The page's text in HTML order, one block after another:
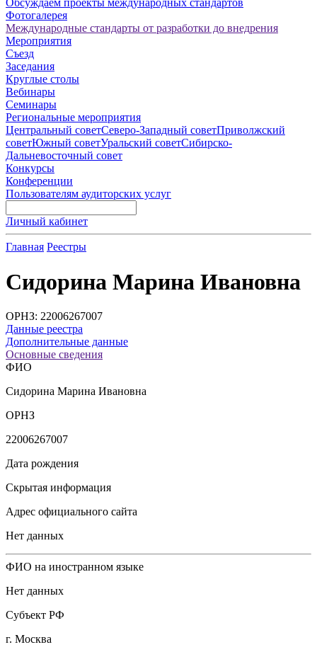
Обсуждаем проекты международных стандартов
Фотогалерея
Международные стандарты от разработки до внедрения
Мероприятия
Съезд
Заседания
Круглые столы
Вебинары
Семинары
Региональные мероприятия
Центральный советСеверо-Западный советПриволжский
советЮжный советУральский советСибирско-
Дальневосточный совет
Конкурсы
Конференции
Пользователям аудиторских услуг
Личный кабинет
Главная Реестры
Сидорина Марина Ивановна
ОРНЗ: 22006267007
Данные реестра
Дополнительные данные
Основные сведения
ФИО
Сидорина Марина Ивановна
ОРНЗ
22006267007
Дата рождения
Скрытая информация
Адрес официального сайта
Нет данных
ФИО на иностранном языке
Нет данных
Субъект РФ
г. Москва